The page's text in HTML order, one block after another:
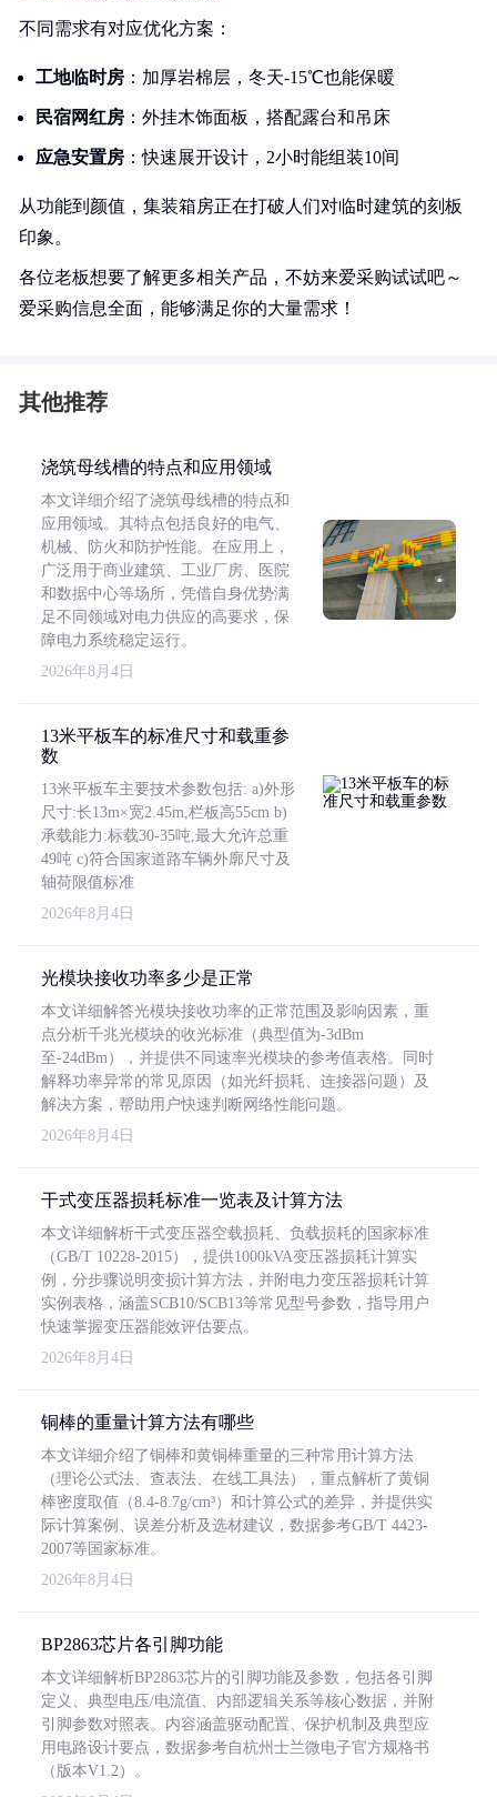
不同需求有对应优化方案：
工地临时房 ：加厚岩棉层，冬天-15℃也能保暖
民宿网红房 ：外挂木饰面板，搭配露台和吊床
应急安置房 ：快速展开设计，2小时能组装10间
从功能到颜值，集装箱房正在打破人们对临时建筑的刻板
印象。
各位老板想要了解更多相关产品，不妨来爱采购试试吧～
爱采购信息全面，能够满足你的大量需求！
其他推荐
浇筑母线槽的特点和应用领域
本文详细介绍了浇筑母线槽的特点和
应用领域。其特点包括良好的电气、
机械、防火和防护性能。在应用上，
广泛用于商业建筑、工业厂房、医院
和数据中心等场所，凭借自身优势满
足不同领域对电力供应的高要求，保
障电力系统稳定运行。
2026年8月4日
13米平板车的标准尺寸和载重参
数
13米平板车主要技术参数包括: a)外形
尺寸:长13m×宽2.45m,栏板高55cm b)
承载能力:标载30-35吨,最大允许总重
49吨 c)符合国家道路车辆外廓尺寸及
轴荷限值标准
2026年8月4日
光模块接收功率多少是正常
本文详细解答光模块接收功率的正常范围及影响因素，重
点分析千兆光模块的收光标准（典型值为-3dBm
至-24dBm），并提供不同速率光模块的参考值表格。同时
解释功率异常的常见原因（如光纤损耗、连接器问题）及
解决方案，帮助用户快速判断网络性能问题。
2026年8月4日
干式变压器损耗标准一览表及计算方法
本文详细解析干式变压器空载损耗、负载损耗的国家标准
（GB/T 10228-2015），提供1000kVA变压器损耗计算实
例，分步骤说明变损计算方法，并附电力变压器损耗计算
实例表格，涵盖SCB10/SCB13等常见型号参数，指导用户
快速掌握变压器能效评估要点。
2026年8月4日
铜棒的重量计算方法有哪些
本文详细介绍了铜棒和黄铜棒重量的三种常用计算方法
（理论公式法、查表法、在线工具法），重点解析了黄铜
棒密度取值（8.4-8.7g/cm³）和计算公式的差异，并提供实
际计算案例、误差分析及选材建议，数据参考GB/T 4423-
2007等国家标准。
2026年8月4日
BP2863芯片各引脚功能
本文详细解析BP2863芯片的引脚功能及参数，包括各引脚
定义、典型电压/电流值、内部逻辑关系等核心数据，并附
引脚参数对照表。内容涵盖驱动配置、保护机制及典型应
用电路设计要点，数据参考自杭州士兰微电子官方规格书
（版本V1.2）。